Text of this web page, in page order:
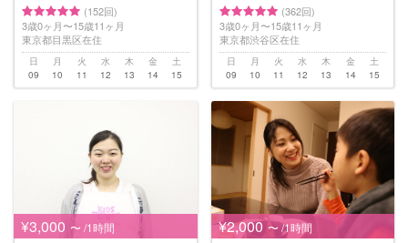
(152回)
3歳0ヶ月〜15歳11ヶ月
東京都目黒区在住
日
09
月
10
火
11
水
12
木
13
金
14
土
15
(362回)
3歳0ヶ月〜15歳11ヶ月
東京都渋谷区在住
日
09
月
10
火
11
水
12
木
13
金
14
土
15
¥3,000 〜 /1時間
¥2,000 〜 /1時間